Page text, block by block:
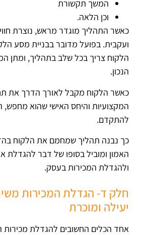
המשך תקשורת
וכן הלאה.
כאשר התהליך מוגדר מראש, נוצרת
ועקבית. בפועל מדובר בבניית מסע
הלקוח צריך בכל שלב בתהליך, ומתן
הנכון.
כאשר הלקוח מקבל לאורך הדרך את
המקצועיות והיחס האישי שהוא מחפש,
להתקדם.
כך נבנה תהליך שמחמם את הלקוח
האמון ומוביל בסופו של דבר להגדלת
ולהגדלת המכירות בעסק.
חלק ד- הגדלת המכירות
יעילה ומוכרת
אחד הכלים החשובים להגדלת מכירות